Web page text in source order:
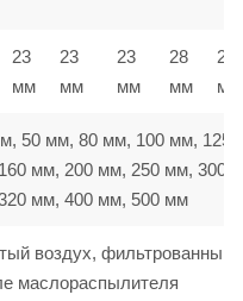
23
мм
23
мм
23
мм
28
мм
28
50 мм, 80 мм, 100 мм, 125
мм, 200 мм, 250 мм, 300
мм, 400 мм, 500 мм
воздух, фильтрованный,
маслораспылителя